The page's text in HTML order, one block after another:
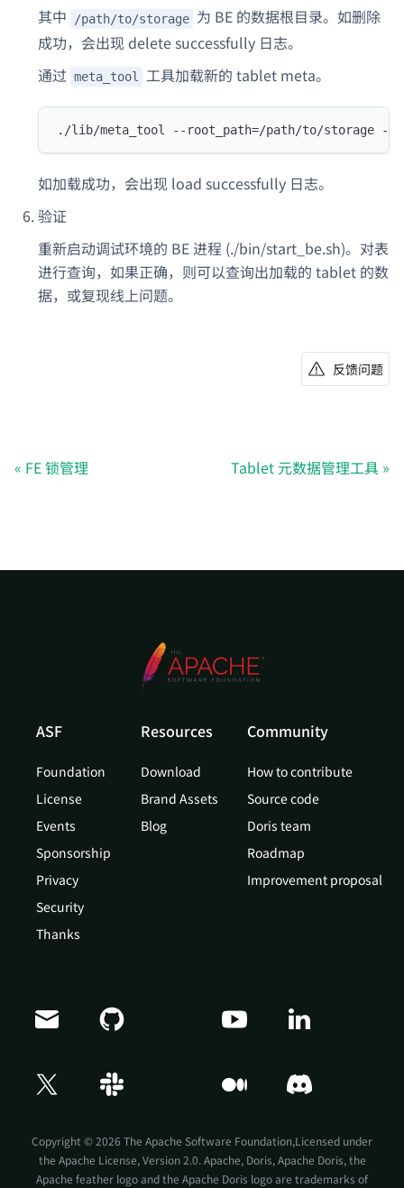
其中 /path/to/storage 为 BE 的数据根目录。如删除
成功，会出现 delete successfully 日志。
通过 meta_tool 工具加载新的 tablet meta。
./lib/meta_tool --root_path=/path/to/storage --
如加载成功，会出现 load successfully 日志。
验证
重新启动调试环境的 BE 进程 (./bin/start_be.sh)。对表
进行查询，如果正确，则可以查询出加载的 tablet 的数
据，或复现线上问题。
反馈问题
FE 锁管理 Tablet 元数据管理工具
ASF
Foundation
License
Events
Sponsorship
Privacy
Security
Thanks
Resources
Download
Brand Assets
Blog
Community
How to contribute
Source code
Doris team
Roadmap
Improvement proposal
Copyright © 2026 The Apache Software Foundation,Licensed under
the Apache License, Version 2.0. Apache, Doris, Apache Doris, the
Apache feather logo and the Apache Doris logo are trademarks of
Doris Summit 26